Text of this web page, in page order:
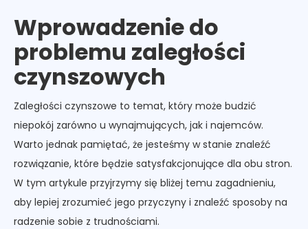
Wprowadzenie do
problemu zaległości
czynszowych
Zaległości czynszowe to temat, który może budzić
niepokój zarówno u wynajmujących, jak i najemców.
Warto jednak pamiętać, że jesteśmy w stanie znaleźć
rozwiązanie, które będzie satysfakcjonujące dla obu stron.
W tym artykule przyjrzymy się bliżej temu zagadnieniu,
aby lepiej zrozumieć jego przyczyny i znaleźć sposoby na
radzenie sobie z trudnościami.